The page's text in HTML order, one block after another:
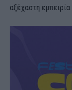
αξέχαστη εμπειρία.